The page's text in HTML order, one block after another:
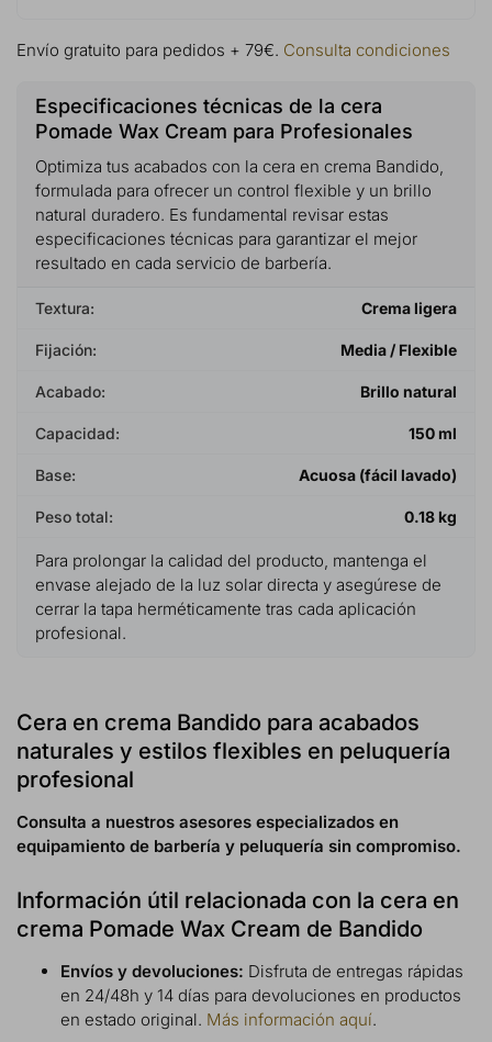
Envío gratuito para pedidos + 79€. Consulta condiciones
Especificaciones técnicas de la cera
Pomade Wax Cream para Profesionales
Optimiza tus acabados con la cera en crema Bandido,
formulada para ofrecer un control flexible y un brillo
natural duradero. Es fundamental revisar estas
especificaciones técnicas para garantizar el mejor
resultado en cada servicio de barbería.
Textura: Crema ligera
Fijación: Media / Flexible
Acabado: Brillo natural
Capacidad: 150 ml
Base: Acuosa (fácil lavado)
Peso total: 0.18 kg
Para prolongar la calidad del producto, mantenga el
envase alejado de la luz solar directa y asegúrese de
cerrar la tapa herméticamente tras cada aplicación
profesional.
Cera en crema Bandido para acabados
naturales y estilos flexibles en peluquería
profesional
Consulta a nuestros asesores especializados en
equipamiento de barbería y peluquería sin compromiso.
Información útil relacionada con la cera en
crema Pomade Wax Cream de Bandido
Envíos y devoluciones: Disfruta de entregas rápidas
en 24/48h y 14 días para devoluciones en productos
en estado original. Más información aquí.